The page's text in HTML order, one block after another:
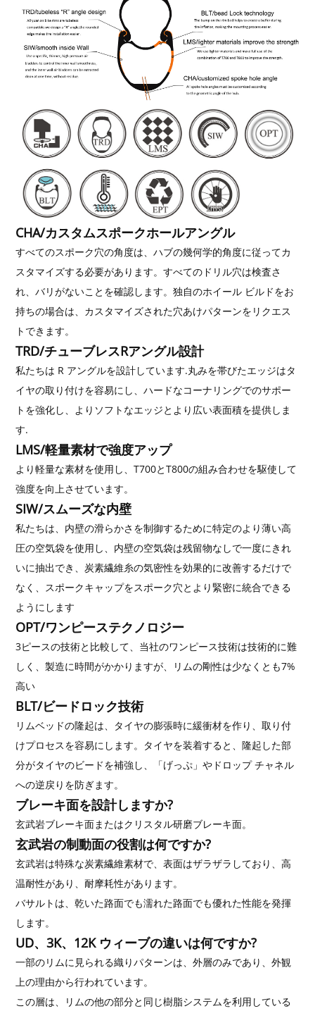
CHA/カスタムスポークホールアングル
すべてのスポーク穴の角度は、ハブの幾何学的角度に従ってカ
スタマイズする必要があります。すべてのドリル穴は検査さ
れ、バリがないことを確認します。独自のホイール ビルドをお
持ちの場合は、カスタマイズされた穴あけパターンをリクエス
トできます。
TRD/チューブレスRアングル設計
私たちは R アングルを設計しています.丸みを帯びたエッジはタ
イヤの取り付けを容易にし、ハードなコーナリングでのサポー
トを強化し、よりソフトなエッジとより広い表面積を提供しま
す.
LMS/軽量素材で強度アップ
より軽量な素材を使用し、T700とT800の組み合わせを駆使して
強度を向上させています。
SIW/スムーズな内壁
私たちは、内壁の滑らかさを制御するために特定のより薄い高
圧の空気袋を使用し、内壁の空気袋は残留物なしで一度にきれ
いに抽出でき、炭素繊維糸の気密性を効果的に改善するだけで
なく、スポークキャップをスポーク穴とより緊密に統合できる
ようにします
OPT/ワンピーステクノロジー
3ピースの技術と比較して、当社のワンピース技術は技術的に難
しく、製造に時間がかかりますが、リムの剛性は少なくとも7%
高い
BLT/ビードロック技術
リムベッドの隆起は、タイヤの膨張時に緩衝材を作り、取り付
けプロセスを容易にします。タイヤを装着すると、隆起した部
分がタイヤのビードを補強し、「げっぷ」やドロップ チャネル
への逆戻りを防ぎます。
ブレーキ面を設計しますか?
玄武岩ブレーキ面またはクリスタル研磨ブレーキ面。
玄武岩の制動面の役割は何ですか?
玄武岩は特殊な炭素繊維素材で、表面はザラザラしており、高
温耐性があり、耐摩耗性があります。
バサルトは、乾いた路面でも濡れた路面でも優れた性能を発揮
します。
UD、3K、12K ウィーブの違いは何ですか?
一部のリムに見られる織りパターンは、外層のみであり、外観
上の理由から行われています。
この層は、リムの他の部分と同じ樹脂システムを利用している